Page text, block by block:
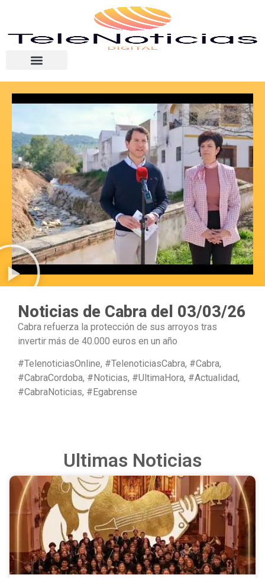
Noticias de Cabra del 03/03/26
Cabra refuerza la protección de sus arroyos tras
invertir más de 40.000 euros en un año
#TelenoticiasOnline, #TelenoticiasCabra, #Cabra,
#CabraCordoba, #Noticias, #UltimaHora, #Actualidad,
#CabraNoticias, #Egabrense
Ultimas Noticias